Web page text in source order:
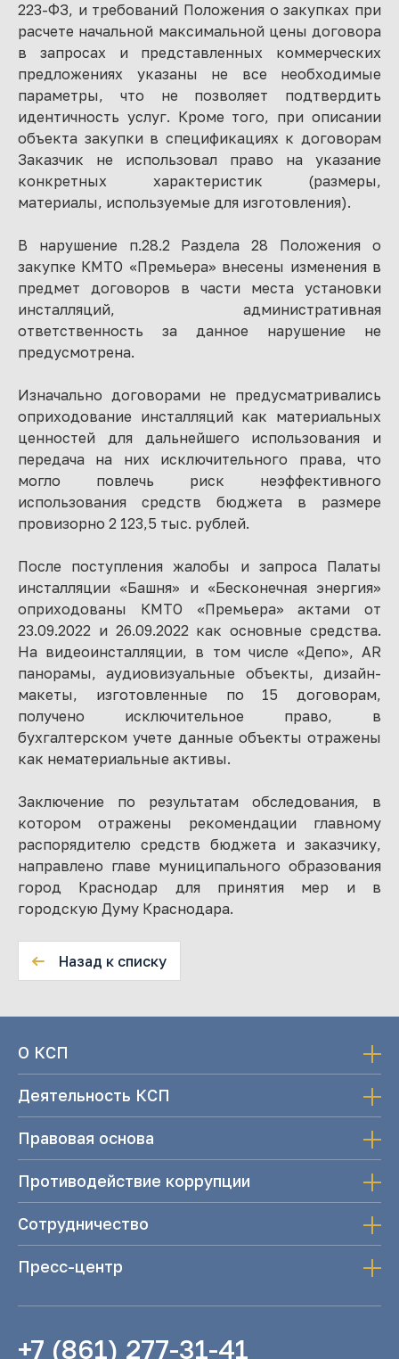
223-ФЗ, и требований Положения о закупках при
расчете начальной максимальной цены договора
в запросах и представленных коммерческих
предложениях указаны не все необходимые
параметры, что не позволяет подтвердить
идентичность услуг. Кроме того, при описании
объекта закупки в спецификациях к договорам
Заказчик не использовал право на указание
конкретных характеристик (размеры,
материалы, используемые для изготовления).
В нарушение п.28.2 Раздела 28 Положения о
закупке КМТО «Премьера» внесены изменения в
предмет договоров в части места установки
инсталляций, административная
ответственность за данное нарушение не
предусмотрена.
Изначально договорами не предусматривались
оприходование инсталляций как материальных
ценностей для дальнейшего использования и
передача на них исключительного права, что
могло повлечь риск неэффективного
использования средств бюджета в размере
провизорно 2 123,5 тыс. рублей.
После поступления жалобы и запроса Палаты
инсталляции «Башня» и «Бесконечная энергия»
оприходованы КМТО «Премьера» актами от
23.09.2022 и 26.09.2022 как основные средства.
На видеоинсталляции, в том числе «Депо», AR
панорамы, аудиовизуальные объекты, дизайн-
макеты, изготовленные по 15 договорам,
получено исключительное право, в
бухгалтерском учете данные объекты отражены
как нематериальные активы.
Заключение по результатам обследования, в
котором отражены рекомендации главному
распорядителю средств бюджета и заказчику,
направлено главе муниципального образования
город Краснодар для принятия мер и в
городскую Думу Краснодара.
Назад к списку
О КСП
Деятельность КСП
Правовая основа
Противодействие коррупции
Сотрудничество
Пресс-центр
+7 (861) 277-31-41